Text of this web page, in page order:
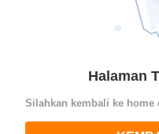
Halaman
Silahkan kembali ke home